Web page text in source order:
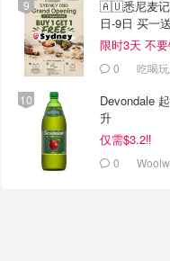
🇦🇺悉尼麦记
日-9日 买一
限时3天 不要
0 吃喝
Devondale
升
仅需$3.2‼️
0